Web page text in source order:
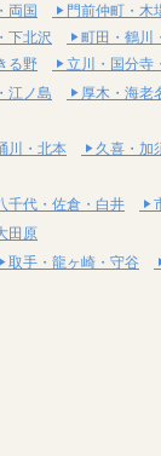
両国 門前仲町・木
下北沢 町田・鶴川
る野
立川・国分寺
江ノ島 厚木・海老
川・北本 久喜・加
千代・佐倉・白井
田原
取手・龍ヶ崎・守谷